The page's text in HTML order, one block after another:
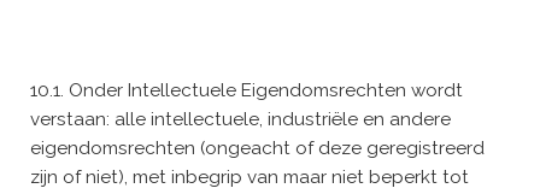
10.1. Onder Intellectuele Eigendomsrechten wordt
verstaan: alle intellectuele, industriële en andere
eigendomsrechten (ongeacht of deze geregistreerd
zijn of niet), met inbegrip van maar niet beperkt tot